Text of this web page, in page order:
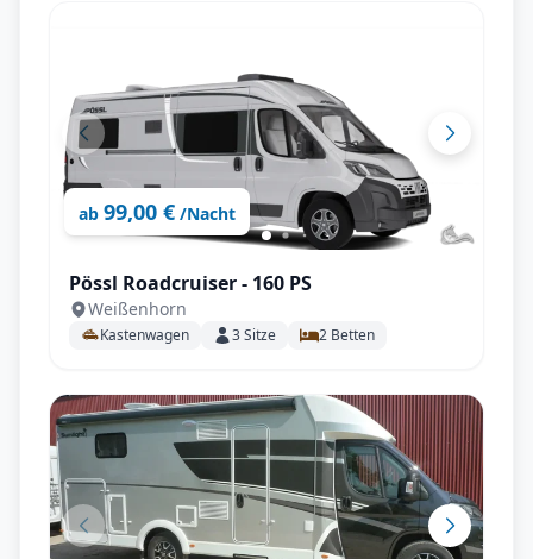
ab 99,00 € /Nacht
Pössl Roadcruiser - 160 PS
Weißenhorn
Kastenwagen 3Sitze 2 Betten